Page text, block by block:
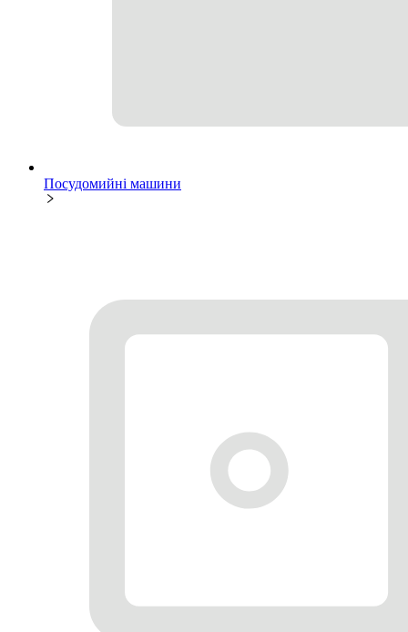
Посудомийні машини